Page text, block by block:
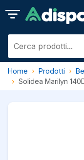
Home Prodotti
Solidea Marilyn